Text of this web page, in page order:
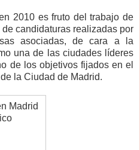
2010 es fruto del trabajo de
candidaturas realizadas por
asociadas, de cara a la
una de las ciudades líderes
de los objetivos fijados en el
la Ciudad de Madrid.